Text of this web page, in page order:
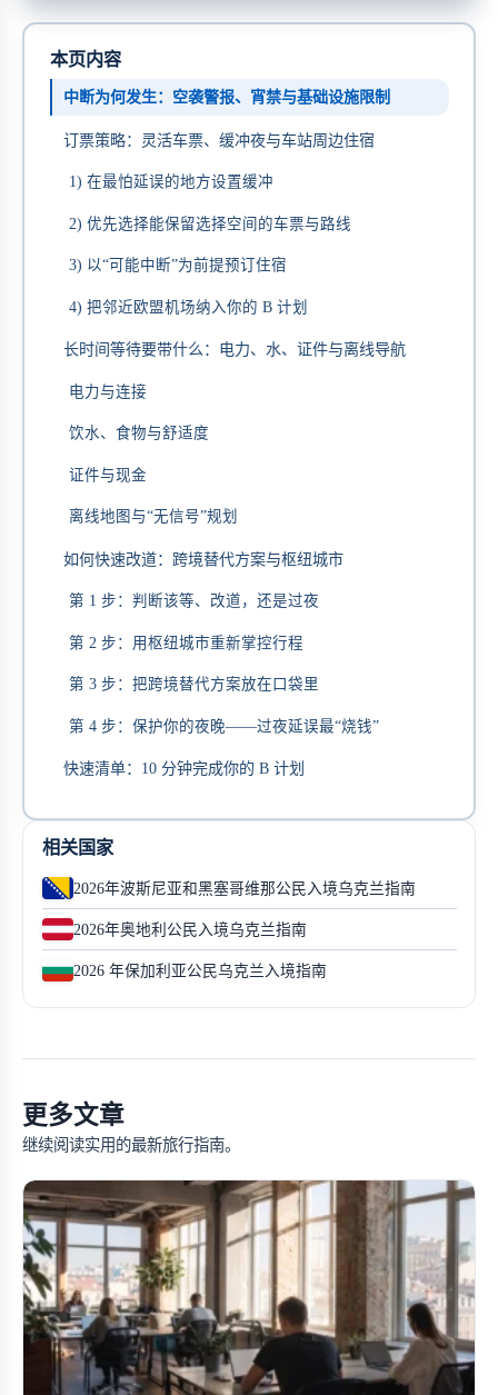
本页内容
中断为何发生：空袭警报、宵禁与基础设施限制
订票策略：灵活车票、缓冲夜与车站周边住宿
1) 在最怕延误的地方设置缓冲
2) 优先选择能保留选择空间的车票与路线
3) 以“可能中断”为前提预订住宿
4) 把邻近欧盟机场纳入你的 B 计划
长时间等待要带什么：电力、水、证件与离线导航
电力与连接
饮水、食物与舒适度
证件与现金
离线地图与“无信号”规划
如何快速改道：跨境替代方案与枢纽城市
第 1 步：判断该等、改道，还是过夜
第 2 步：用枢纽城市重新掌控行程
第 3 步：把跨境替代方案放在口袋里
第 4 步：保护你的夜晚——过夜延误最“烧钱”
快速清单：10 分钟完成你的 B 计划
相关国家
2026年波斯尼亚和黑塞哥维那公民入境乌克兰指南
2026年奥地利公民入境乌克兰指南
2026 年保加利亚公民乌克兰入境指南
更多文章
继续阅读实用的最新旅行指南。